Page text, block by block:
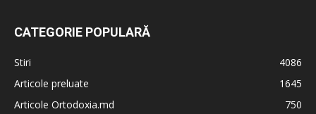
CATEGORIE POPULARĂ
Stiri
4086
Articole preluate
1645
Articole Ortodoxia.md
750